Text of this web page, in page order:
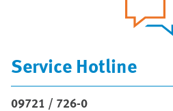
Service Hotline
09721 / 726-0